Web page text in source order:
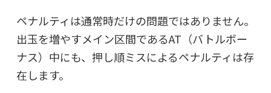
ペナルティは通常時だけの問題ではありません。
出玉を増やすメイン区間であるAT（バトルボー
ナス）中にも、押し順ミスによるペナルティは存
在します。